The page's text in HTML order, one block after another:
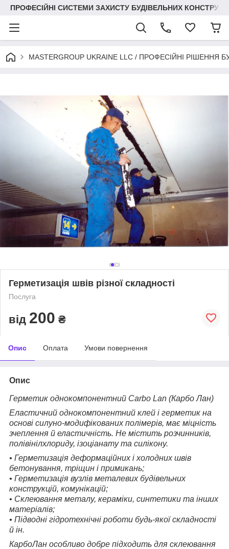
ПРОФЕСІЙНІ СИСТЕМИ ЗАХИСТУ БУДІВЕЛЬНИХ КОНСТРУКЦІЙ
MASTERGROUP UKRAINE LLC / ПРОФЕСІЙНІ РІШЕННЯ
Герметизація швів різної складності
Послуга
від 200 ₴
Опис Оплата Умови повернення
Опис
Герметик однокомпонентний Carbo Lan (Карбо Лан)
Еластичний однокомпонентний клей і герметик на
основі силуно-модифікованих полімерів, має міцність
зчеплення й еластичність. Не містить розчинників,
полівінілхлориду, ізоціанату та силікону.
• Герметизація деформаційних і холодних швів
бетонування, тріщин і примикань;
• Герметизація вузлів металевих будівельних
конструкцій, комунікацій;
• Склеювання металу, кераміки, синтетики та інших
матеріалів;
• Підводні гідротехнічні роботи будь-якої складності
й ін.
КарбоЛан особливо добре підходить для склеювання